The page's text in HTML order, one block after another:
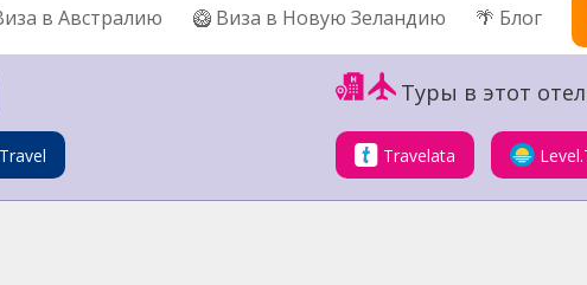
в Австралию 🥝 Виза в Новую Зеландию 🌴 Блог
Туры в этот
Travelata